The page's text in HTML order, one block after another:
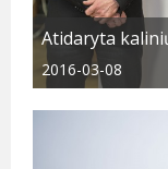
Atidaryta
2016-03-08